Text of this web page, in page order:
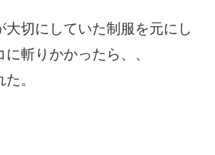
大切にしていた制服を元にし
斬りかかったら、、
。